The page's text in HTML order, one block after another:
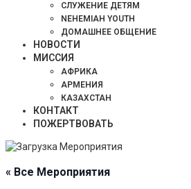
СЛУЖЕНИЕ ДЕТЯМ
NEHEMIAH YOUTH
ДОМАШНЕЕ ОБЩЕНИЕ
НОВОСТИ
МИССИЯ
АФРИКА
АРМЕНИЯ
КАЗАХСТАН
КОНТАКТ
ПОЖЕРТВОВАТЬ
« Все Мероприятия